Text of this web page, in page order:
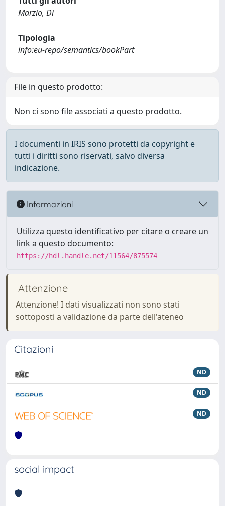
Marzio, Di
Tipologia
info:eu-repo/semantics/bookPart
File in questo prodotto:
Non ci sono file associati a questo prodotto.
I documenti in IRIS sono protetti da copyright e
tutti i diritti sono riservati, salvo diversa
indicazione.
Informazioni
Utilizza questo identificativo per citare o creare un
link a questo documento:
https://hdl.handle.net/11564/875574
Attenzione
Attenzione! I dati visualizzati non sono stati
sottoposti a validazione da parte dell'ateneo
Citazioni
ND
ND
ND
social impact